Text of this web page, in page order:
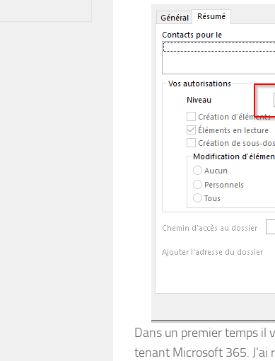
Dans un premier temps il
tenant Microsoft 365. J’ai